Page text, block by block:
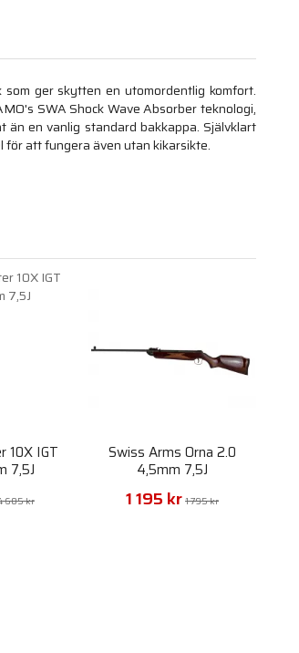
ger skytten en utomordentlig komfort.
SWA Shock Wave Absorber teknologi,
en vanlig standard bakkappa. Självklart
för att fungera även utan kikarsikte.
10X IGT
7,5J
605 kr
Swiss Arms Orna 2.0
4,5mm 7,5J
1 195 kr 1 795 kr